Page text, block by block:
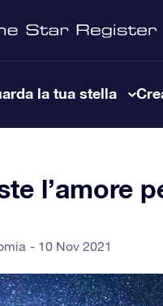
la tua stella
l’amore
10 Nov 2021